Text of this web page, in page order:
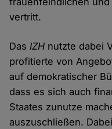
vertritt.
DasIZH nutzte dabei
profitierte von
auf demokratischer
dass es sich auch
Staates zunutze
auszuschließen.